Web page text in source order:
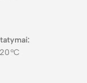
°C